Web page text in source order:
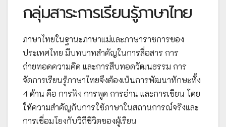
กลุ่มสาระการเรียนรู้ภาษาไทย
ภาษาไทยในฐานะภาษาแม่และภาษาราชการของ
ประเทศไทย มีบทบาทสำคัญในการสื่อสาร การ
ถ่ายทอดความคิด และการสืบทอดวัฒนธรรม การ
จัดการเรียนรู้ภาษาไทยจึงต้องเน้นการพัฒนาทักษะทั้ง
4 ด้าน คือ การฟัง การพูด การอ่าน และการเขียน โดย
ให้ความสำคัญกับการใช้ภาษาในสถานการณ์จริงและ
การเชื่อมโยงกับวิถีชีวิตของผู้เรียน